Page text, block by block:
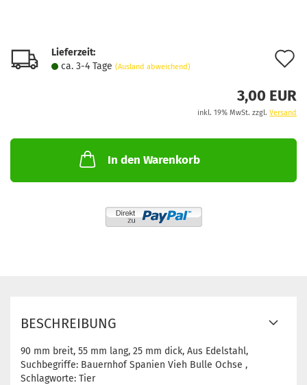
Lieferzeit:
ca. 3-4 Tage (Ausland abweichend)
3,00 EUR
inkl. 19% MwSt. zzgl. Versand
In den Warenkorb
BESCHREIBUNG
90 mm breit, 55 mm lang, 25 mm dick, Aus Edelstahl,
Suchbegriffe: Bauernhof Spanien Vieh Bulle Ochse ,
Schlagworte: Tier